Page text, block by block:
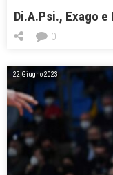
Di.A.Psi., Exago
0
22 Giugno 2023